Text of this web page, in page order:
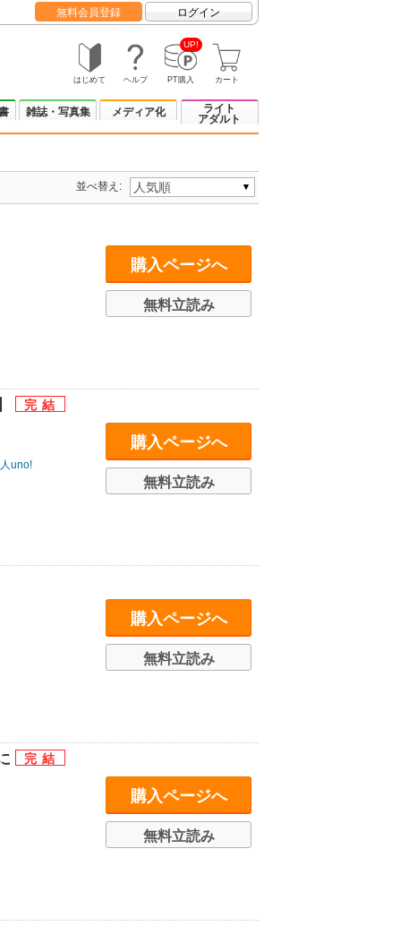
無料会員登録 ログイン
はじめて ヘルプ
UP!
PT購入 カート
雑誌・写真集 メディア化
ライト
アダルト
並べ替え:
購入ページへ
無料立読み
uno!
購入ページへ
無料立読み
購入ページへ
無料立読み
購入ページへ
無料立読み